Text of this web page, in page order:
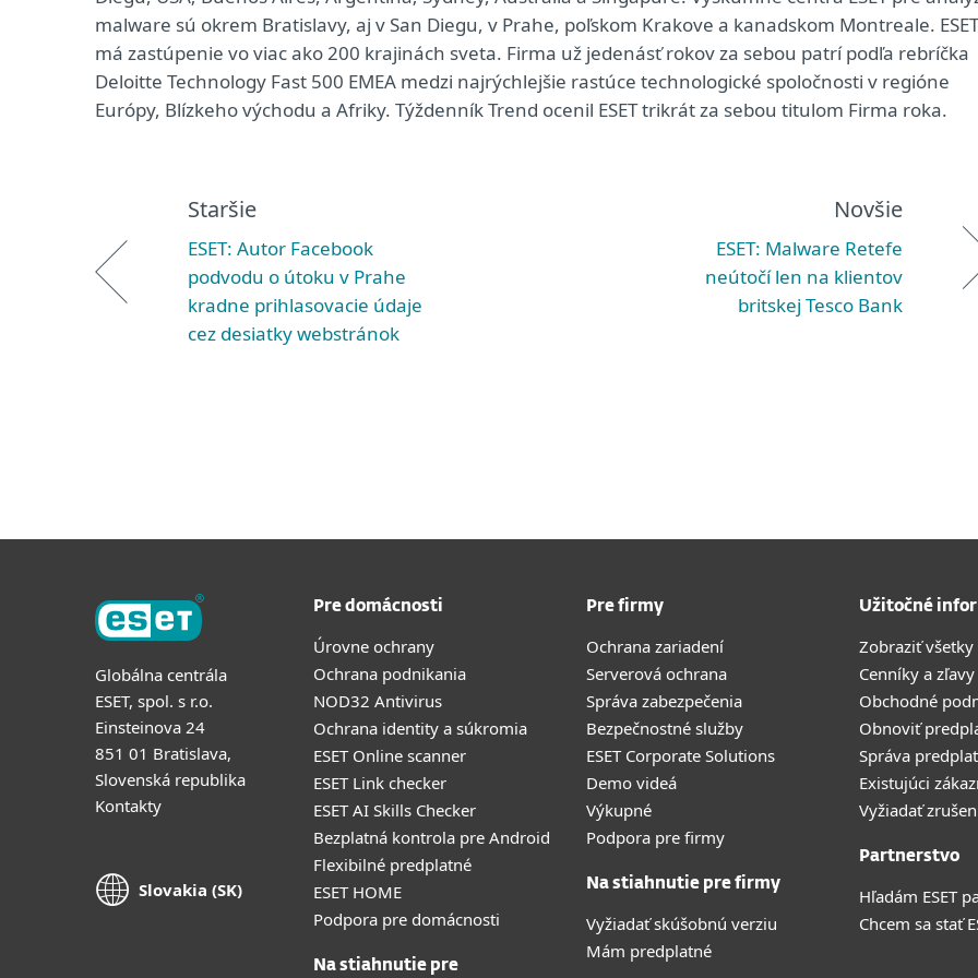
malware sú okrem Bratislavy, aj v San Diegu, v Prahe, poľskom Krakove a kanadskom Montreale. ESET
má zastúpenie vo viac ako 200 krajinách sveta. Firma už jedenásť rokov za sebou patrí podľa rebríčka
Deloitte Technology Fast 500 EMEA medzi najrýchlejšie rastúce technologické spoločnosti v regióne
Európy, Blízkeho východu a Afriky. Týždenník Trend ocenil ESET trikrát za sebou titulom Firma roka.
Staršie
ESET: Autor Facebook
podvodu o útoku v Prahe
kradne prihlasovacie údaje
cez desiatky webstránok
Novšie
ESET: Malware Retefe
neútočí len na klientov
britskej Tesco Bank
Globálna centrála
ESET, spol. s r.o.
Einsteinova 24
851 01 Bratislava,
Slovenská republika
Kontakty
Slovakia (SK)
Pre domácnosti
Úrovne ochrany
Ochrana podnikania
NOD32 Antivirus
Ochrana identity a súkromia
ESET Online scanner
ESET Link checker
ESET AI Skills Checker
Bezplatná kontrola pre Android
Flexibilné predplatné
ESET HOME
Podpora pre domácnosti
Na stiahnutie pre
Pre firmy
Ochrana zariadení
Serverová ochrana
Správa zabezpečenia
Bezpečnostné služby
ESET Corporate Solutions
Demo videá
Výkupné
Podpora pre firmy
Na stiahnutie pre firmy
Vyžiadať skúšobnú verziu
Mám predplatné
Užitočné
Zobraziť
Cenníky a zľavy
Obchodné
Obnoviť
Správa
Existujúci
Vyžiadať
Partnerstvo
Hľadám ESET
Chcem sa stať